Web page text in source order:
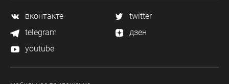
вконтакте
twitter
telegram
дзен
youtube